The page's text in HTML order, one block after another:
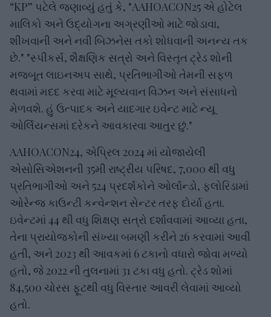
“KP” પટેલે જણાવ્યું હતું કે, "AAHOACON25 એ હોટેલ
માલિકો અને ઉદ્યોગના અગ્રણીઓ માટે જોડાવા,
શીખવાની અને નવી બિઝનેસ તકો શોધવાની અનન્ય તક
છે." "સ્પીકર્સ, શૈક્ષણિક સત્રો અને વિસ્તૃત ટ્રેડ શોની
મજબૂત લાઇનઅપ સાથે, પ્રતિભાગીઓ તેમની સફળ
થવામાં મદદ કરવા માટે મૂલ્યવાન વિઝન અને સંસાધનો
મેળવશે. હું ઉત્પાદક અને યાદગાર ઇવેન્ટ માટે ન્યૂ
ઓર્લિયન્સમાં દરેકને આવકારવા આતુર છું."
AAHOACON24, એપ્રિલ 2024 માં યોજાયેલી
એસોસિએશનની 35મી રાષ્ટ્રીય પરિષદ, 7,000 થી વધુ
પ્રતિભાગીઓ અને 524 પ્રદર્શકોને ઓર્લાન્ડો, ફ્લોરિડામાં
ઓરેન્જ કાઉન્ટી કન્વેન્શન સેન્ટર તરફ દોર્યા હતા.
ઇવેન્ટમાં 44 થી વધુ શિક્ષણ સત્રો દર્શાવવામાં આવ્યા હતા,
તેના પ્રાયોજકોની સંખ્યા બમણી કરીને 26 કરવામાં આવી
હતી, અને 2023 થી આવકમાં 6 ટકાનો વધારો જોવા મળ્યો
હતો, જે 2022 ની તુલનામાં 31 ટકા વધુ હતો. ટ્રેડ શોમાં
84,500 ચોરસ ફૂટથી વધુ વિસ્તાર આવરી લેવામાં આવ્યો
હતો.